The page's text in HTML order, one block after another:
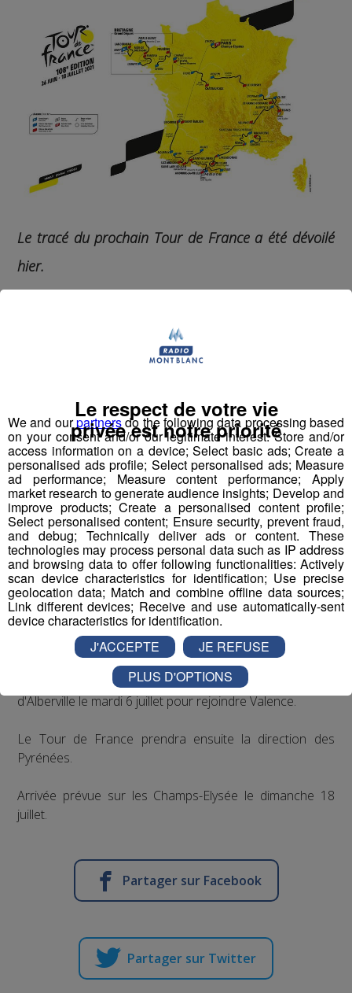
Le tracé du prochain Tour de France a été dévoilé
hier.
La Grande boucle partira le 28 juin 2021 de Brest.
une traversée de la France d'ouest en est, via Tours,
Châteauroux, Le Creusot.
Ensuite, les coureurs arriveront dans les Alpes.
Le samedi 3 juillet,la 8e étape partira d'Oyonnax,
dans l'Ain, puis passera en Haute-Savoie via La
Roche-sur-Foron, Bonneville, Scionzier, Le Reposoir
et le col de la Colombière, avant d’arriver au Grand-
Bornand.
Le lendemain,c’est de Cluses que partiront les
coureurs. Ils passeront par Sallanches, Megève et
Praz-sur-Arly, puis direction Tignes.
Après une journée de repos, la 10e étape partira
d'Alberville le mardi 6 juillet pour rejoindre Valence.
Le Tour de France prendra ensuite la direction des
Pyrénées.
Arrivée prévue sur les Champs-Elysée le dimanche 18
juillet.
Partager sur Facebook
Partager sur Twitter
We and ourpartnersdo the following data processing based
on your consent and/or our legitimate interest: Store and/or
access information on a device; Select basic ads; Create a
personalised ads profile; Select personalised ads; Measure
ad performance; Measure content performance; Apply
market research to generate audience insights; Develop and
improve products; Create a personalised content profile;
Select personalised content; Ensure security, prevent fraud,
and debug; Technically deliver ads or content. These
technologies may process personal data such as IP address
and browsing data to offer following functionalities: Actively
scan device characteristics for identification; Use precise
geolocation data; Match and combine offline data sources;
Link different devices; Receive and use automatically-sent
device characteristics for identification.
Le respect de votre vie
privée est notre priorité
J'ACCEPTE
JE REFUSE
PLUS D'OPTIONS